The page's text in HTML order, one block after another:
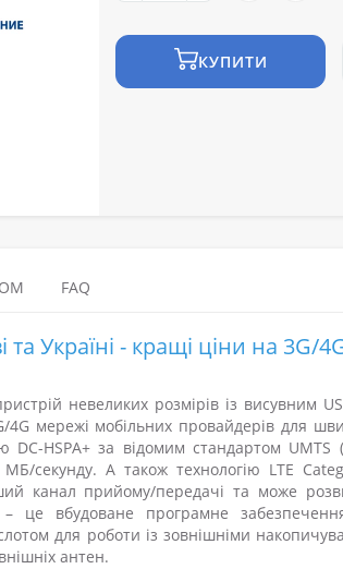
КУПИТИ
FAQ
Україні - кращі ціни на 3G/
невеликих розмірів із висувним
4G мережі мобільних провайдерів для
HSPA+ за відомим стандартом UMTS
секунду. А також технологію LTE
канал прийому/передачі та може
це вбудоване програмне
для роботи із зовнішніми
антен.